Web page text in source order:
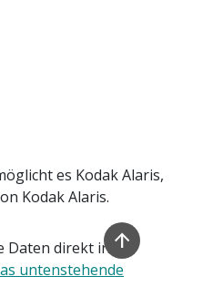
es Kodak Alaris,
Kodak Alaris.
direkt in die
untenstehende